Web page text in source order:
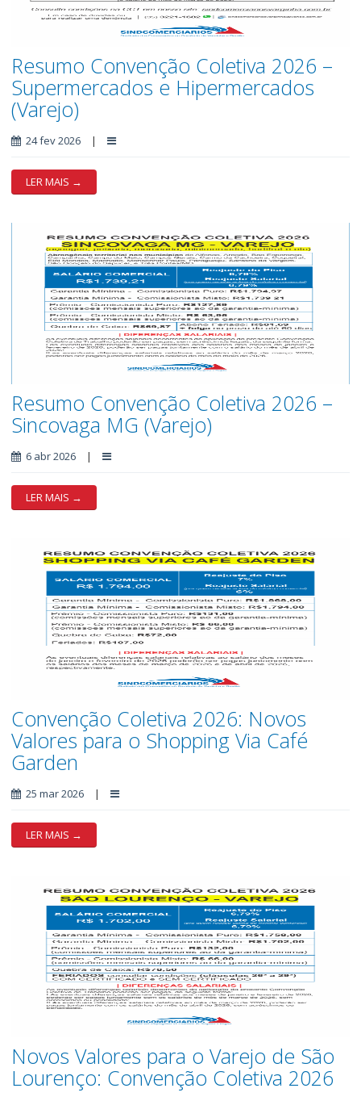
Resumo Convenção Coletiva 2026 –
Supermercados e Hipermercados
(Varejo)
24 fev 2026 |
LER MAIS →
Resumo Convenção Coletiva 2026 –
Sincovaga MG (Varejo)
6 abr 2026 |
LER MAIS →
Convenção Coletiva 2026: Novos
Valores para o Shopping Via Café
Garden
25 mar 2026 |
LER MAIS →
Novos Valores para o Varejo de São
Lourenço: Convenção Coletiva 2026